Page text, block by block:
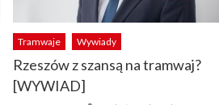
Tramwaje Wywiady
Rzeszów z szansą na tramwaj?
[WYWIAD]